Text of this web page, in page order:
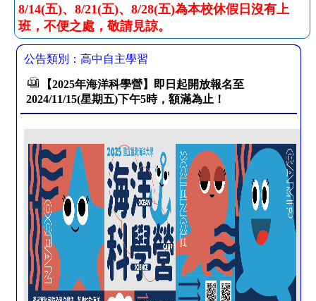
8/14(五)、8/21(五)、8/28(五)為本校休假日沒有上
班，不便之處，敬請見諒。
公告類別：高中自主學習
【2025年海洋科學營】即日起開放報名至
2024/11/15(星期五)下午5時，額滿為止！